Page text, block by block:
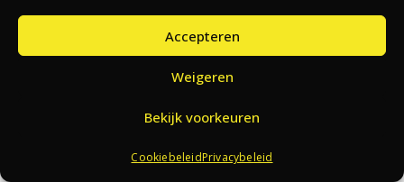
Accepteren
Weigeren
Bekijk voorkeuren
CookiebeleidPrivacybeleid